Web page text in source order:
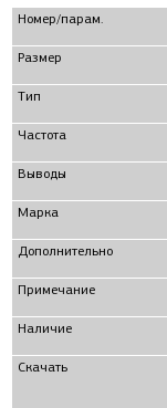
Номер/парам.
Размер
Тип
Частота
Выводы
Марка
Дополнительно
Примечание
Наличие
Скачать